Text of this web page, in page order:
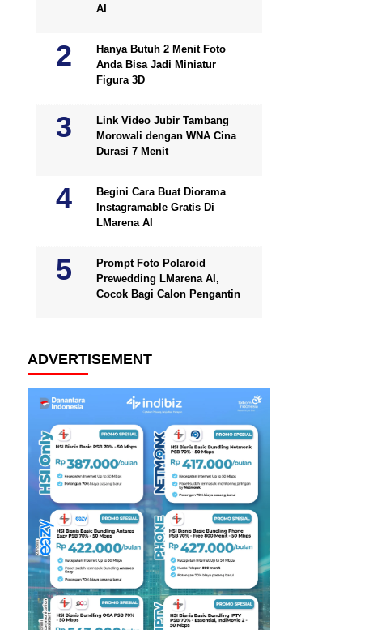
AI
Hanya Butuh 2 Menit Foto
Anda Bisa Jadi Miniatur
Figura 3D
Link Video Jubir Tambang
Morowali dengan WNA Cina
Durasi 7 Menit
Begini Cara Buat Diorama
Instagramable Gratis Di
LMarena AI
Prompt Foto Polaroid
Prewedding LMarena AI,
Cocok Bagi Calon Pengantin
ADVERTISEMENT